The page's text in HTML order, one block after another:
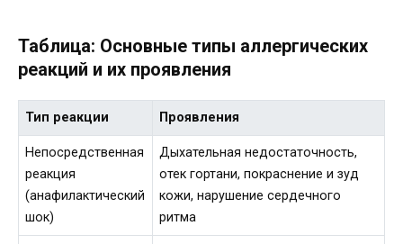
Таблица: Основные типы аллергических
реакций и их проявления
Тип реакции Проявления
Непосредственная
реакция
(анафилактический
шок)
Дыхательная недостаточность,
отек гортани, покраснение и зуд
кожи, нарушение сердечного
ритма